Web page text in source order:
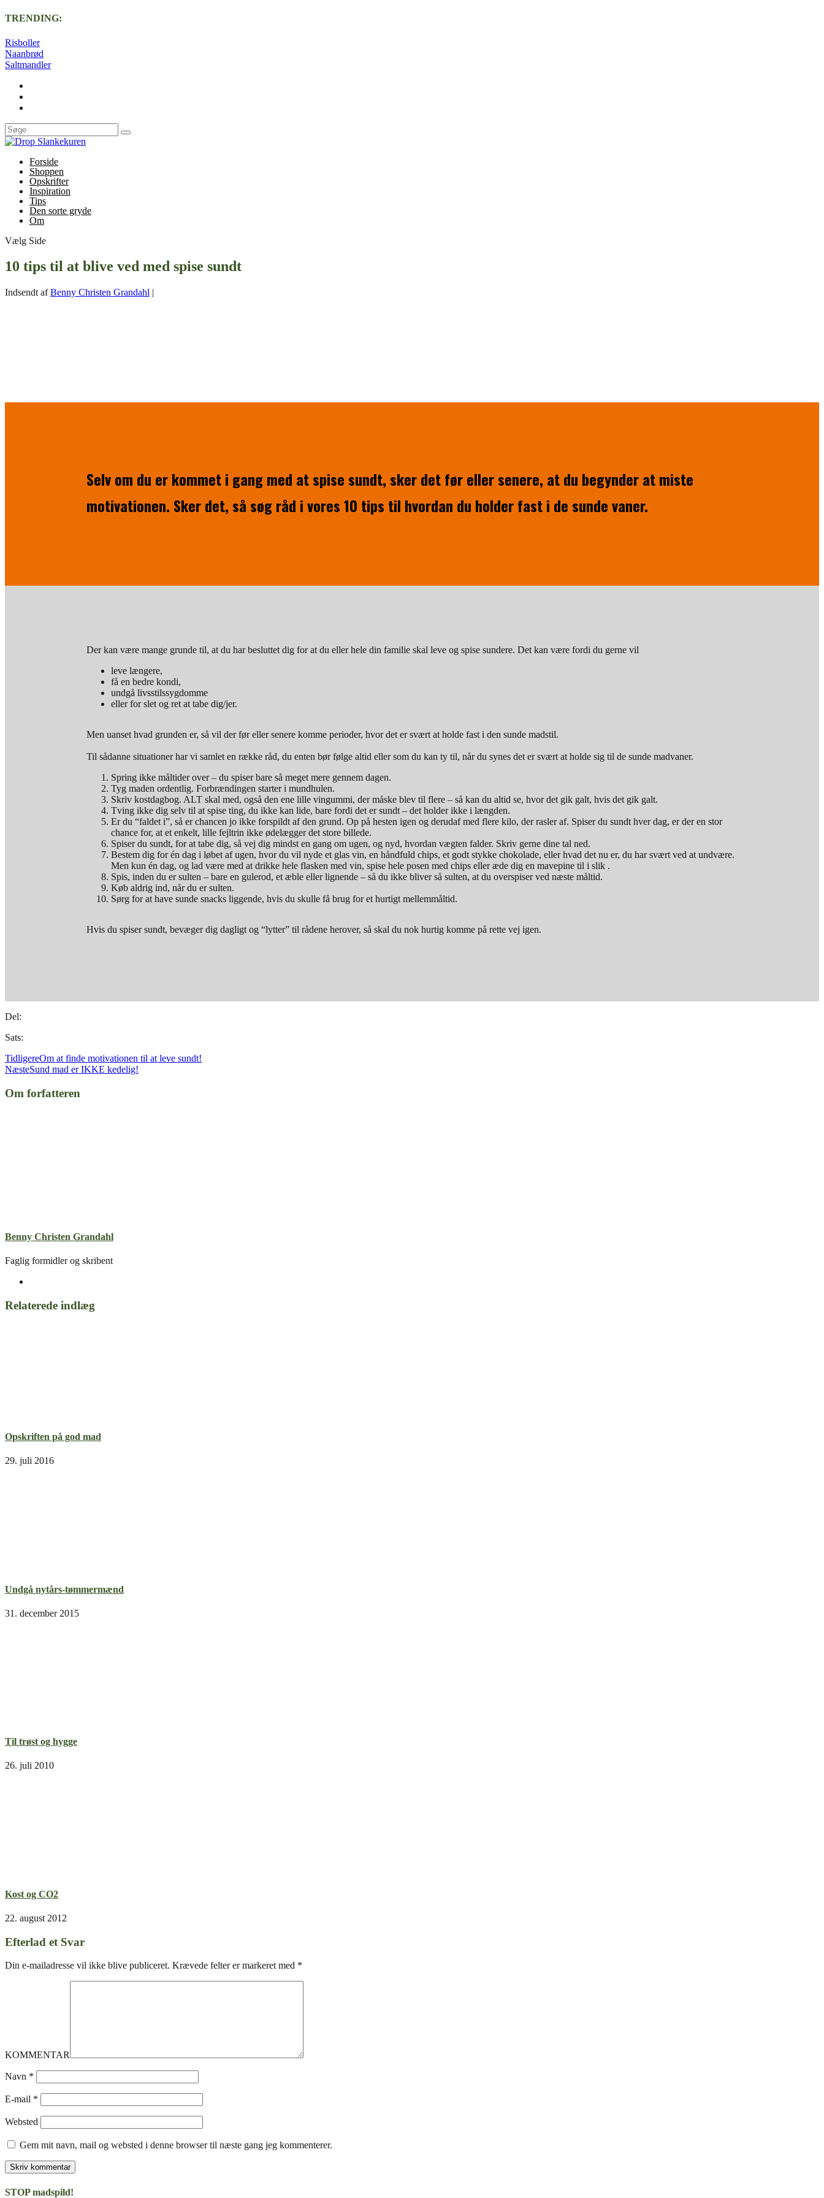
TRENDING:
Risboller
Naanbrød
Saltmandler
Forside
Shoppen
Opskrifter
Inspiration
Tips
Den sorte gryde
Om
Vælg Side
10 tips til at blive ved med spise sundt
Indsendt afBenny Christen Grandahl |
Selv om du er kommet i gang med at spise sundt, sker det før eller senere, at du begynder at miste
motivationen. Sker det, så søg råd i vores 10 tips til hvordan du holder fast i de sunde vaner.
Der kan være mange grunde til, at du har besluttet dig for at du eller hele din familie skal leve og spise sundere. Det kan være fordi du gerne vil
leve længere,
få en bedre kondi,
undgå livsstilssygdomme
eller for slet og ret at tabe dig/jer.
Men uanset hvad grunden er, så vil der før eller senere komme perioder, hvor det er svært at holde fast i den sunde madstil.
Til sådanne situationer har vi samlet en række råd, du enten bør følge altid eller som du kan ty til, når du synes det er svært at holde sig til de sunde madvaner.
Spring ikke måltider over – du spiser bare så meget mere gennem dagen.
Tyg maden ordentlig. Forbrændingen starter i mundhulen.
Skriv kostdagbog. ALT skal med, også den ene lille vingummi, der måske blev til flere – så kan du altid se, hvor det gik galt, hvis det gik galt.
Tving ikke dig selv til at spise ting, du ikke kan lide, bare fordi det er sundt – det holder ikke i længden.
Er du “faldet i”, så er chancen jo ikke forspildt af den grund. Op på hesten igen og derudaf med flere kilo, der rasler af. Spiser du sundt hver dag, er der en stor
chance for, at et enkelt, lille fejltrin ikke ødelægger det store billede.
Spiser du sundt, for at tabe dig, så vej dig mindst en gang om ugen, og nyd, hvordan vægten falder. Skriv gerne dine tal ned.
Bestem dig for én dag i løbet af ugen, hvor du vil nyde et glas vin, en håndfuld chips, et godt stykke chokolade, eller hvad det nu er, du har svært ved at undvære.
Men kun én dag, og lad være med at drikke hele flasken med vin, spise hele posen med chips eller æde dig en mavepine til i slik .
Spis, inden du er sulten – bare en gulerod, et æble eller lignende – så du ikke bliver så sulten, at du overspiser ved næste måltid.
Køb aldrig ind, når du er sulten.
Sørg for at have sunde snacks liggende, hvis du skulle få brug for et hurtigt mellemmåltid.
Hvis du spiser sundt, bevæger dig dagligt og “lytter” til rådene herover, så skal du nok hurtig komme på rette vej igen.
Del:
Sats:
TidligereOm at finde motivationen til at leve sundt!
NæsteSund mad er IKKE kedelig!
Om forfatteren
Benny Christen Grandahl
Faglig formidler og skribent
Relaterede indlæg
Opskriften på god mad
29. juli 2016
Undgå nytårs-tømmermænd
31. december 2015
Til trøst og hygge
26. juli 2010
Kost og CO2
22. august 2012
Efterlad et Svar
Din e-mailadresse vil ikke blive publiceret. Krævede felter er markeret med *
KOMMENTAR
Navn *
E-mail *
Websted
Gem mit navn, mail og websted i denne browser til næste gang jeg kommenterer.
STOP madspild!